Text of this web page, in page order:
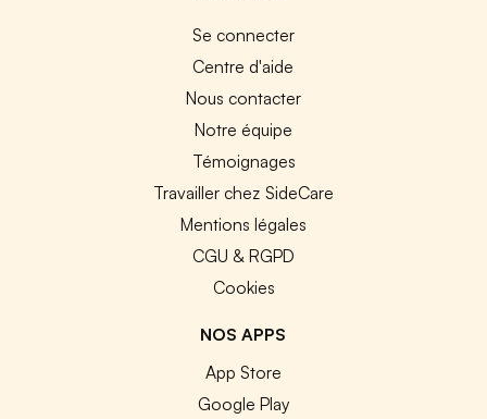
Se connecter
Centre d'aide
Nous contacter
Notre équipe
Témoignages
Travailler chez SideCare
Mentions légales
CGU & RGPD
Cookies
NOS APPS
App Store
Google Play